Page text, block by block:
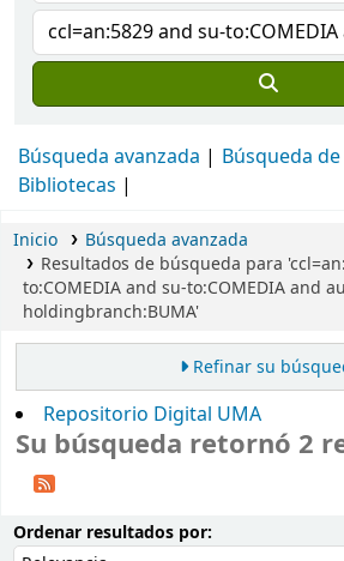
Búsqueda avanzada
Búsqueda
Bibliotecas
Inicio
Búsqueda avanzada
Resultados de búsqueda para
to:COMEDIA and su-to:COMEDIA and
holdingbranch:BUMA'
Refinar su
Repositorio Digital UMA
Su búsqueda retornó 2
Ordenar resultados por: